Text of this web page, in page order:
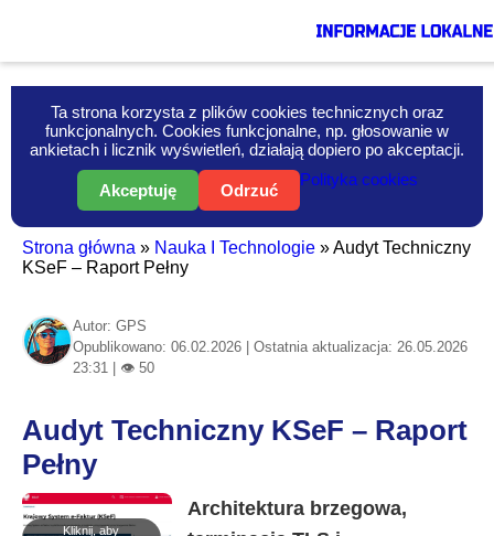
Ta strona korzysta z plików cookies technicznych oraz
funkcjonalnych. Cookies funkcjonalne, np. głosowanie w
ankietach i licznik wyświetleń, działają dopiero po akceptacji.
Akceptuję Odrzuć
Polityka cookies
Strona główna » Nauka I Technologie »Audyt Techniczny
KSeF – Raport Pełny
Autor: GPS
Opublikowano: 06.02.2026 | Ostatnia aktualizacja: 26.05.2026
23:31 | 👁 50
Audyt Techniczny KSeF – Raport
Pełny
Informacje-Lokalne.PL
Kliknij, aby
Architektura brzegowa,